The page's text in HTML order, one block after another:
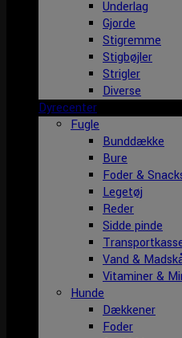
Underlag
Gjorde
Stigremme
Stigbøjler
Strigler
Diverse
Dyrecenter
Fugle
Bunddække
Bure
Foder &
Legetøj
Reder
Sidde pinde
Vand &
Vitaminer &
Hunde
Dækkener
Foder